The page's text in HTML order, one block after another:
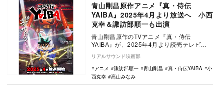
青山剛昌原作アニメ『真・侍伝
YAIBA』2025年4月より放送へ 小西
克幸＆諏訪部順一も出演
青山剛昌原作のTVアニメ『真・侍伝
YAIBA』が、2025年4月より読売テレビ・
日本テレビ系にて毎週土曜17時30分より放
送され…
リアルサウンド映画部
アニメ
諏訪部順一 青山剛昌 真・侍伝YAIBA
小
西克幸
高山みなみ